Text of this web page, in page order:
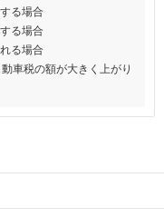
る場合
る場合
る場合
車税の額が大きく上がり